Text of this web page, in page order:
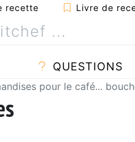
recette Livre de
QUESTIONS
pour le café...